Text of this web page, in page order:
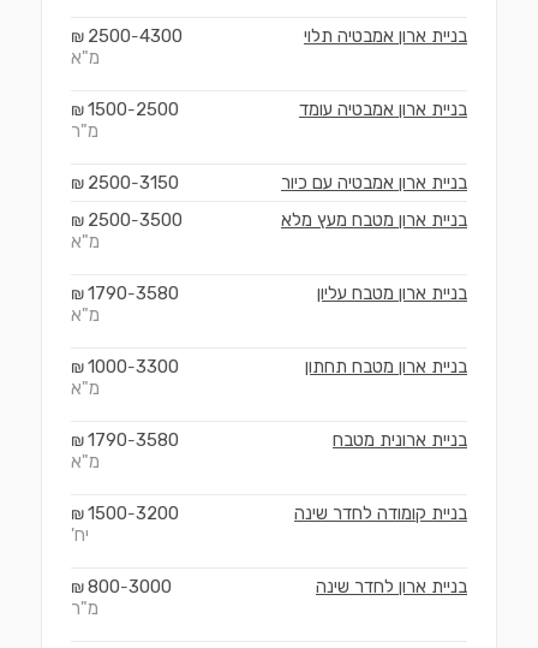
בניית ארון אמבטיה תלוי 2500-4300
₪
מ"א
בניית ארון אמבטיה עומד 1500-2500
₪
מ"ר
בניית ארון אמבטיה עם כיור 2500-3150
₪
בניית ארון מטבח מעץ מלא 2500-3500
₪
מ"א
בניית ארון מטבח עליון 1790-3580
₪
מ"א
בניית ארון מטבח תחתון 1000-3300
₪
מ"א
בניית ארונית מטבח 1790-3580
₪
מ"א
בניית קומודה לחדר שינה 1500-3200
₪
יח'
בניית ארון לחדר שינה 800-3000
₪
מ"ר